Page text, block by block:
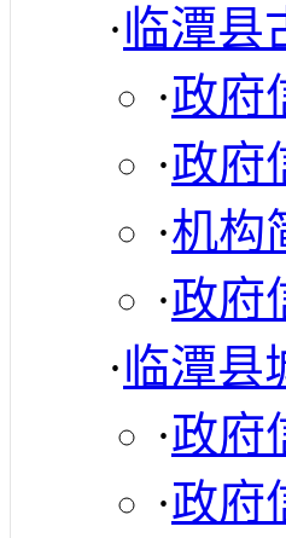
·临潭县
·政府
·政府
·机构
·政府
·临潭县
·政府
·政府